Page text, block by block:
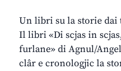
Un libri su la storie dai
Il libri «Di scjas in
furlane» di Agnul/
clâr e cronologjic la